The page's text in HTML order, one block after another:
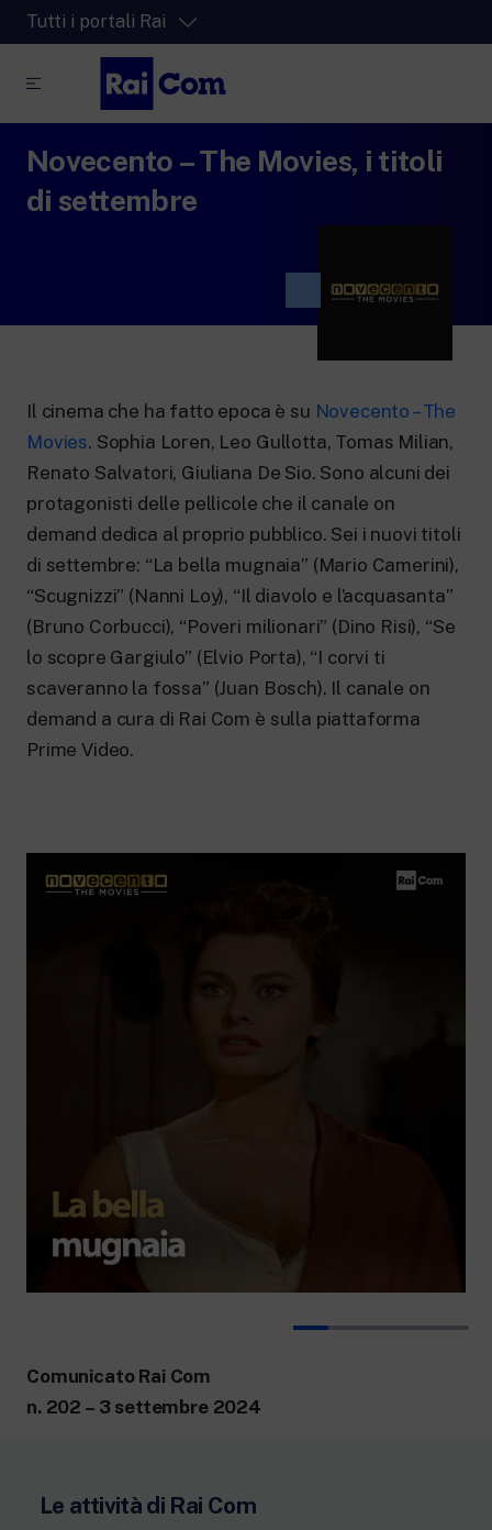
Tutti i portali Rai
La piattaforma di streaming video per tutti.
RaiPlay
Lo spazio sicuro ricco di cartoni animati
New 24 ore su 24: attualità, ultime notizie
e aggiornamenti.
RaiNews
Le redazioni regionali di RaiNews.
Rai TgR
Approfondimenti culturali su Arte,
Letteratura, Storia e molto altro.
Rai Cultura
Novecento – The Movies, i titoli
di settembre
Il cinema che ha fatto epoca è su Novecento – The
Movies. Sophia Loren, Leo Gullotta, Tomas Milian,
Renato Salvatori, Giuliana De Sio. Sono alcuni dei
protagonisti delle pellicole che il canale on
demand dedica al proprio pubblico. Sei i nuovi titoli
di settembre: “La bella mugnaia” (Mario Camerini),
“Scugnizzi” (Nanni Loy), “Il diavolo e l’acquasanta”
(Bruno Corbucci), “Poveri milionari” (Dino Risi), “Se
lo scopre Gargiulo” (Elvio Porta), “I corvi ti
scaveranno la fossa” (Juan Bosch). Il canale on
demand a cura di Rai Com è sulla piattaforma
Prime Video.
Comunicato Rai Com
n. 202 – 3 settembre 2024
Le attività di Rai Com